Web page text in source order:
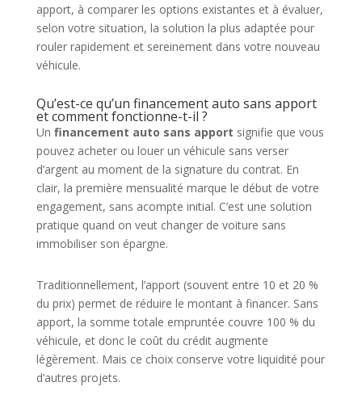
apport, à comparer les options existantes et à évaluer,
selon votre situation, la solution la plus adaptée pour
rouler rapidement et sereinement dans votre nouveau
véhicule.
Qu’est-ce qu’un financement auto sans apport
et comment fonctionne-t-il ?
Un financement auto sans apport signifie que vous
pouvez acheter ou louer un véhicule sans verser
d’argent au moment de la signature du contrat. En
clair, la première mensualité marque le début de votre
engagement, sans acompte initial. C’est une solution
pratique quand on veut changer de voiture sans
immobiliser son épargne.
Traditionnellement, l’apport (souvent entre 10 et 20 %
du prix) permet de réduire le montant à financer. Sans
apport, la somme totale empruntée couvre 100 % du
véhicule, et donc le coût du crédit augmente
légèrement. Mais ce choix conserve votre liquidité pour
d’autres projets.